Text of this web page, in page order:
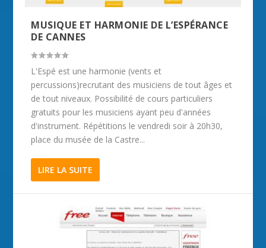
MUSIQUE ET HARMONIE DE L’ESPÉRANCE
DE CANNES
L'Espé est une harmonie (vents et
percussions)recrutant des musiciens de tout âges et
de tout niveaux. Possibilité de cours particuliers
gratuits pour les musiciens ayant peu d'années
d'instrument. Répétitions le vendredi soir à 20h30,
place du musée de la Castre...
LIRE LA SUITE